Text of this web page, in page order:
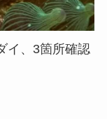
イ、3箇所確認